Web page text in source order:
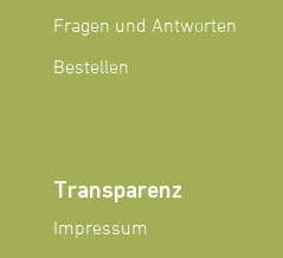
Fragen und Antworten
Bestellen
Transparenz
Impressum